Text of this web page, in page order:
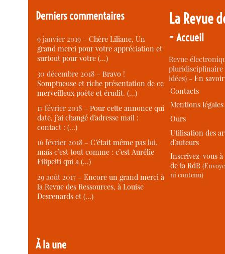
Derniers commentaires
9 janvier 2019 –Chère Liliane, Un
grand merci pour votre appréciation et
surtout pour votre (…)
30 décembre 2018 –Bravo !
Somptueuse et riche présentation de ce
merveilleux poète et érudit. (…)
17 février 2018 –Pour cette annonce qui
date, j’ai changé d’adresse mail :
contact : (…)
16 février 2018 –C’était même pas lui,
mais c’est tout comme : c’est Aurélie
Filipetti qui a (…)
29 août 2017 –Encore un grand merci à
la Revue des Ressources, à Louise
Desrenards et (…)
À la une
La Revue
-Accueil
Revue
idées) -En
Contacts
Mentions légales
Ours
Utilisation des
d’auteurs
Inscrivez-vous
de la RdR
ni contenu)